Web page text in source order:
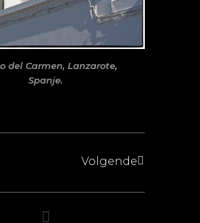
del Carmen, Lanzarote,
Spanje.
Volgende